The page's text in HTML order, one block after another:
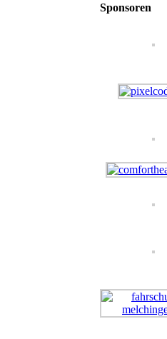
Sponsoren